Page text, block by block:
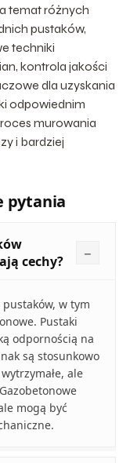
temat różnych
pustaków,
techniki
kontrola jakości
dla uzyskania
odpowiednim
murowania
i bardziej
pytania
cechy?
w tym
Pustaki
odpornością na
są stosunkowo
ale
mogą być